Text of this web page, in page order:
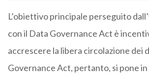
L’obiettivo principale perseguito
con il Data Governance Act è
accrescere la libera circolazione dei
Governance Act, pertanto, si pone